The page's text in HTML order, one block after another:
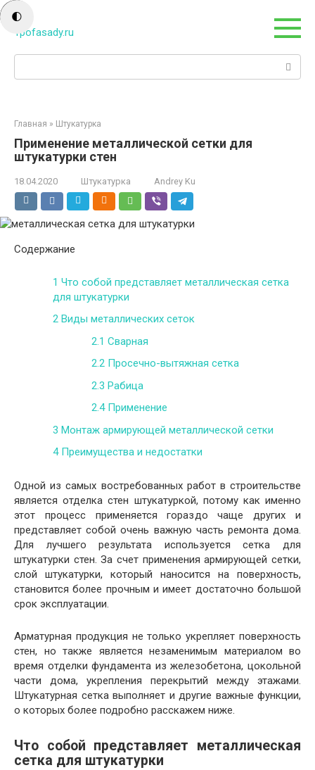
🌓
Перейти
к
контенту
Главная » Штукатурка
Применение металлической сетки для
штукатурки стен
18.04.2020 Штукатурка Andrey Ku
Содержание
1 Что собой представляет металлическая сетка
для штукатурки
2 Виды металлических сеток
2.1 Сварная
2.2 Просечно-вытяжная сетка
2.3 Рабица
2.4Применение
3 Монтаж армирующей металлической сетки
4Преимущества и недостатки
Одной из самых востребованных работ в строительстве
является отделка стен штукатуркой, потому как именно
этот процесс применяется гораздо чаще других и
представляет собой очень важную часть ремонта дома.
Для лучшего результата используется сетка для
штукатурки стен. За счет применения армирующей сетки,
слой штукатурки, который наносится на поверхность,
становится более прочным и имеет достаточно большой
срок эксплуатации.
Арматурная продукция не только укрепляет поверхность
стен, но также является незаменимым материалом во
время отделки фундамента из железобетона, цокольной
части дома, укрепления перекрытий между этажами.
Штукатурная сетка выполняет и другие важные функции,
о которых более подробно расскажем ниже.
Что собой представляет металлическая
сетка для штукатурки